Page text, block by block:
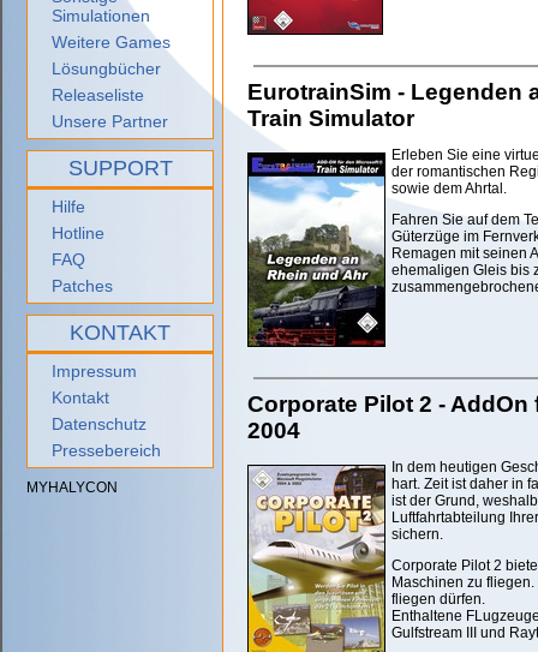
Simulationen
Weitere Games
Lösungbücher
Releaseliste
Unsere Partner
SUPPORT
Hilfe
Hotline
FAQ
Patches
KONTAKT
Impressum
Kontakt
Datenschutz
Pressebereich
MYHALYCON
EurotrainSim - Legenden
Train Simulator
Erleben Sie eine
der romantischen
sowie dem Ahrtal.
Fahren Sie auf dem
Güterzüge im
Remagen mit seinen
ehemaligen Gleis bis
Corporate Pilot 2 -
2004
In dem heutigen
hart. Zeit ist daher in
ist der Grund,
Luftfahrtabteilung
sichern.
Corporate Pilot 2
Maschinen zu
fliegen dürfen.
Enthaltene
Gulfstream III und